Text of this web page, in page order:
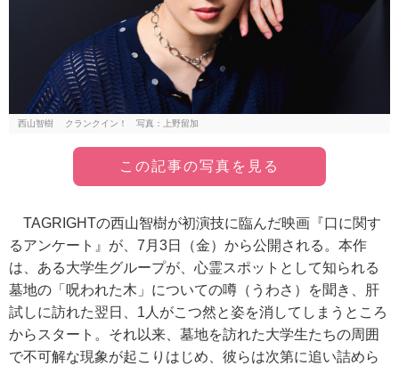
西山智樹 クランクイン！ 写真：上野留加
この記事の写真を見る
TAGRIGHTの西山智樹が初演技に臨んだ映画『口に関す
るアンケート』が、7月3日（金）から公開される。本作
は、ある大学生グループが、心霊スポットとして知られる
墓地の「呪われた木」についての噂（うわさ）を聞き、肝
試しに訪れた翌日、1人がこつ然と姿を消してしまうところ
からスタート。それ以来、墓地を訪れた大学生たちの周囲
で不可解な現象が起こりはじめ、彼らは次第に追い詰めら